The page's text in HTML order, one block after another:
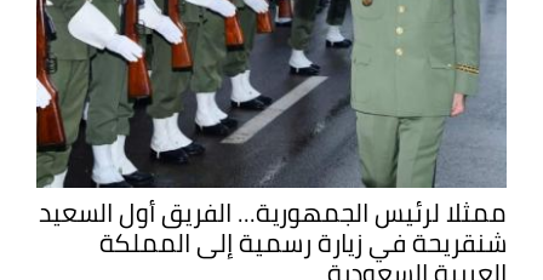
ممثلا لرئيس الجمهورية... الفريق أول السعيد
شنقريحة في زيارة رسمية إلى المملكة